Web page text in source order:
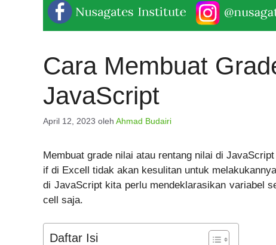
Cara Membuat
JavaScript
April 12, 2023 oleh Ahmad Budairi
Membuat grade nilai atau rentang nilai di
if di Excell tidak akan kesulitan untuk
di JavaScript kita perlu mendeklarasikan variabel
cell saja.
Daftar Isi